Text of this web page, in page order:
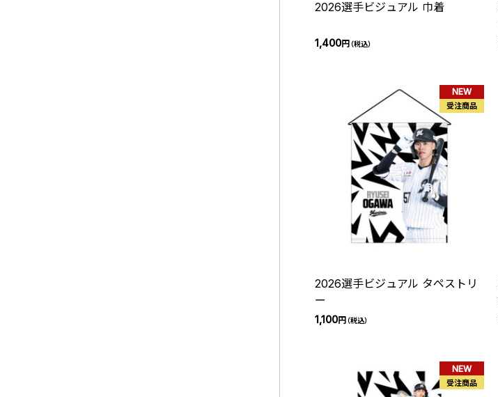
2026選手ビジュアル 巾着
1,400円（税込）
NEW
受注商品
2026選手ビジュアル タペストリ
ー
1,100円（税込）
NEW
受注商品